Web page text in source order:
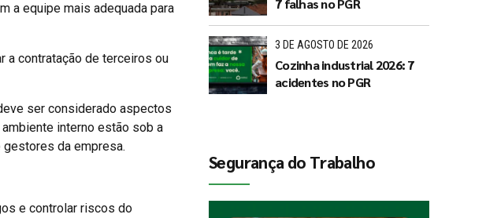
a equipe mais adequada para
a contratação de terceiros ou
ser considerado aspectos
interno estão sob a
da empresa.
e controlar riscos do
7 falhas no PGR
3 DE AGOSTO DE 2026
Cozinha industrial 2026: 7
acidentes no PGR
Segurança do Trabalho